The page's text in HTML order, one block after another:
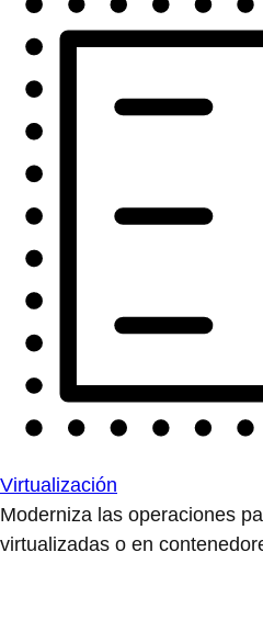
Virtualización
Moderniza las operaciones
virtualizadas o en